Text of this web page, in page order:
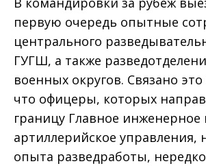
первую очередь опытные
центрального
ГУГШ, а также
военных округов. Связано
что офицеры, которых
границу Главное инженерное
артиллерийское управления,
опыта разведработы,